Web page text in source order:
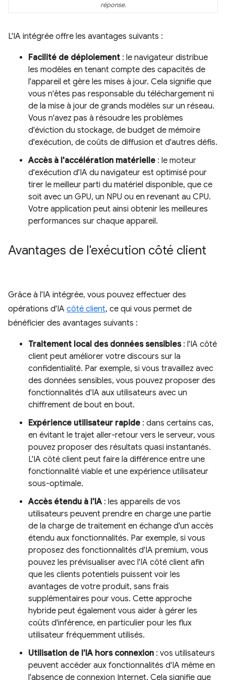
réponse.
L'IA intégrée offre les avantages suivants :
Facilité de déploiement : le navigateur distribue
les modèles en tenant compte des capacités de
l'appareil et gère les mises à jour. Cela signifie que
vous n'êtes pas responsable du téléchargement ni
de la mise à jour de grands modèles sur un réseau.
Vous n'avez pas à résoudre les problèmes
d'éviction du stockage, de budget de mémoire
d'exécution, de coûts de diffusion et d'autres défis.
Accès à l'accélération matérielle : le moteur
d'exécution d'IA du navigateur est optimisé pour
tirer le meilleur parti du matériel disponible, que ce
soit avec un GPU, un NPU ou en revenant au CPU.
Votre application peut ainsi obtenir les meilleures
performances sur chaque appareil.
Avantages de l'exécution côté client
Grâce à l'IA intégrée, vous pouvez effectuer des
opérations d'IA côté client, ce qui vous permet de
bénéficier des avantages suivants :
Traitement local des données sensibles: l'IA côté
client peut améliorer votre discours sur la
confidentialité. Par exemple, si vous travaillez avec
des données sensibles, vous pouvez proposer des
fonctionnalités d'IA aux utilisateurs avec un
chiffrement de bout en bout.
Expérience utilisateur rapide : dans certains cas,
en évitant le trajet aller-retour vers le serveur, vous
pouvez proposer des résultats quasi instantanés.
L'IA côté client peut faire la différence entre une
fonctionnalité viable et une expérience utilisateur
sous-optimale.
Accès étendu à l'IA : les appareils de vos
utilisateurs peuvent prendre en charge une partie
de la charge de traitement en échange d'un accès
étendu aux fonctionnalités. Par exemple, si vous
proposez des fonctionnalités d'IA premium, vous
pouvez les prévisualiser avec l'IA côté client afin
que les clients potentiels puissent voir les
avantages de votre produit, sans frais
supplémentaires pour vous. Cette approche
hybride peut également vous aider à gérer les
coûts d'inférence, en particulier pour les flux
utilisateur fréquemment utilisés.
Utilisation de l'IA hors connexion : vos utilisateurs
peuvent accéder aux fonctionnalités d'IA même en
l'absence de connexion Internet. Cela signifie que